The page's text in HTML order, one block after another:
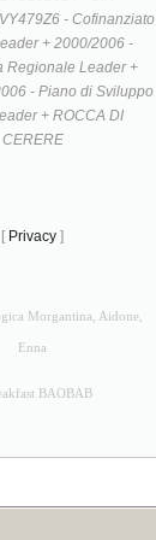
- Cofinanziato
+ 2000/2006 -
Regionale Leader +
- Piano di Sviluppo
+ ROCCA DI
CERERE
[ Privacy ]
Morgantina, Aidone,
Enna
BAOBAB